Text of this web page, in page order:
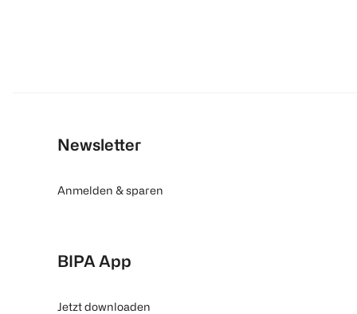
Newsletter
Anmelden & sparen
BIPA App
Jetzt downloaden